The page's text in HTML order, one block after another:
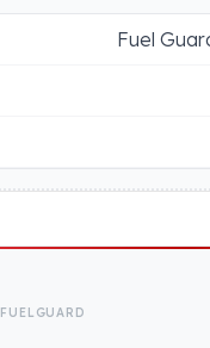
FUELGUARD هي علامة تجارية تابعة لـ EREN TEKNIK OTOMOTIV.